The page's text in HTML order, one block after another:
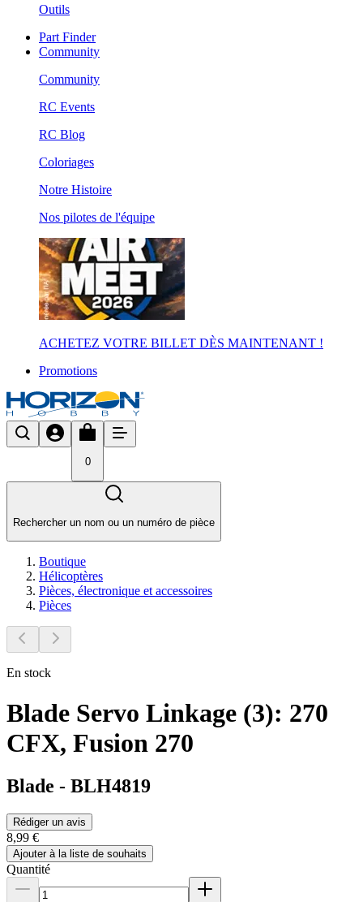
Outils
Part Finder
Community
Community
RC Events
RC Blog
Coloriages
Notre Histoire
Nos pilotes de l'équipe
ACHETEZ VOTRE BILLET DÈS MAINTENANT !
Promotions
0
Rechercher un nom ou un numéro de pièce
Boutique
Hélicoptères
Pièces, électronique et accessoires
Pièces
En stock
Blade Servo Linkage (3): 270
CFX, Fusion 270
Blade - BLH4819
Rédiger un avis
8,99 €
Ajouter à la liste de souhaits
Quantité